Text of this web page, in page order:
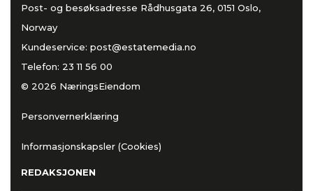
Post- og besøksadresse Rådhusgata 26, 0151 Oslo,
Norway
Kundeservice: post@estatemedia.no
Telefon: 23 11 56 00
© 2026 NæringsEiendom
Personvernerklæring
Informasjonskapsler (Cookies)
REDAKSJONEN